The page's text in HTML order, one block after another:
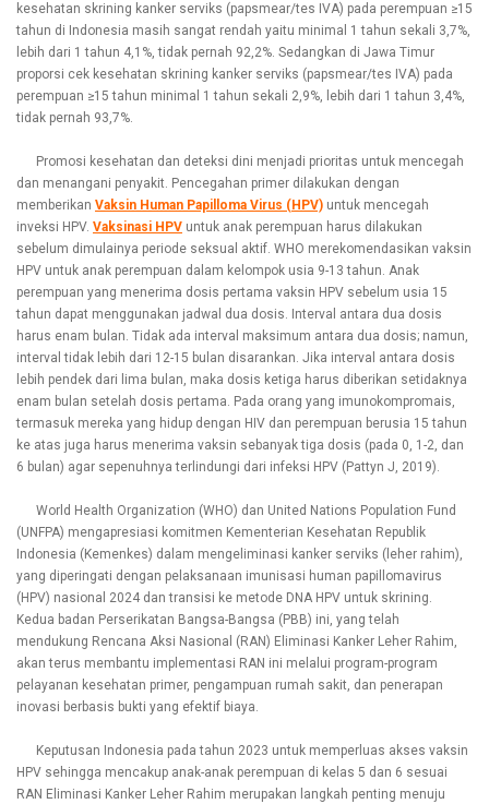
kesehatan skrining kanker serviks (papsmear/tes IVA) pada perempuan ≥15
tahun di Indonesia masih sangat rendah yaitu minimal 1 tahun sekali 3,7%,
lebih dari 1 tahun 4,1%, tidak pernah 92,2%. Sedangkan di Jawa Timur
proporsi cek kesehatan skrining kanker serviks (papsmear/tes IVA) pada
perempuan ≥15 tahun minimal 1 tahun sekali 2,9%, lebih dari 1 tahun 3,4%,
tidak pernah 93,7%.
Promosi kesehatan dan deteksi dini menjadi prioritas untuk mencegah
dan menangani penyakit. Pencegahan primer dilakukan dengan
memberikan Vaksin Human Papilloma Virus (HPV) untuk mencegah
inveksi HPV. Vaksinasi HPV untuk anak perempuan harus dilakukan
sebelum dimulainya periode seksual aktif. WHO merekomendasikan vaksin
HPV untuk anak perempuan dalam kelompok usia 9-13 tahun. Anak
perempuan yang menerima dosis pertama vaksin HPV sebelum usia 15
tahun dapat menggunakan jadwal dua dosis. Interval antara dua dosis
harus enam bulan. Tidak ada interval maksimum antara dua dosis; namun,
interval tidak lebih dari 12-15 bulan disarankan. Jika interval antara dosis
lebih pendek dari lima bulan, maka dosis ketiga harus diberikan setidaknya
enam bulan setelah dosis pertama. Pada orang yang imunokompromais,
termasuk mereka yang hidup dengan HIV dan perempuan berusia 15 tahun
ke atas juga harus menerima vaksin sebanyak tiga dosis (pada 0, 1-2, dan
6 bulan) agar sepenuhnya terlindungi dari infeksi HPV (Pattyn J, 2019).
World Health Organization (WHO) dan United Nations Population Fund
(UNFPA) mengapresiasi komitmen Kementerian Kesehatan Republik
Indonesia (Kemenkes) dalam mengeliminasi kanker serviks (leher rahim),
yang diperingati dengan pelaksanaan imunisasi human papillomavirus
(HPV) nasional 2024 dan transisi ke metode DNA HPV untuk skrining.
Kedua badan Perserikatan Bangsa-Bangsa (PBB) ini, yang telah
mendukung Rencana Aksi Nasional (RAN) Eliminasi Kanker Leher Rahim,
akan terus membantu implementasi RAN ini melalui program-program
pelayanan kesehatan primer, pengampuan rumah sakit, dan penerapan
inovasi berbasis bukti yang efektif biaya.
Keputusan Indonesia pada tahun 2023 untuk memperluas akses vaksin
HPV sehingga mencakup anak-anak perempuan di kelas 5 dan 6 sesuai
RAN Eliminasi Kanker Leher Rahim merupakan langkah penting menuju